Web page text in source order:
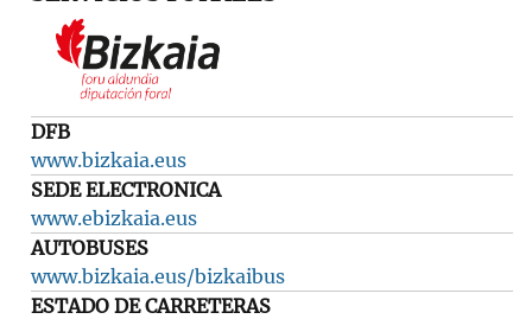
DFB
www.bizkaia.eus
SEDE ELECTRONICA
www.ebizkaia.eus
AUTOBUSES
www.bizkaia.eus/bizkaibus
ESTADO DE CARRETERAS